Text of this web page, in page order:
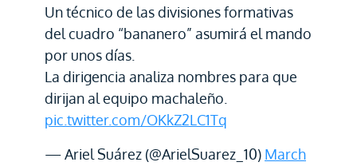
Un técnico de las divisiones formativas
del cuadro “bananero” asumirá el mando
por unos días.
La dirigencia analiza nombres para que
dirijan al equipo machaleño.
pic.twitter.com/OKkZ2LC1Tq
— Ariel Suárez (@ArielSuarez_10) March